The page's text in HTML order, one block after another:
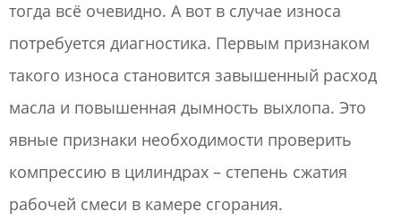
тогда всё очевидно. А вот в случае износа
потребуется диагностика. Первым признаком
такого износа становится завышенный расход
масла и повышенная дымность выхлопа. Это
явные признаки необходимости проверить
компрессию в цилиндрах – степень сжатия
рабочей смеси в камере сгорания.